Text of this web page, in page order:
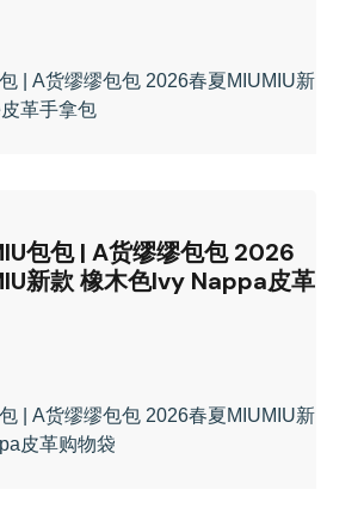
包包 | A货缪缪包包 2026
新款 橡木色Ivy Nappa皮革